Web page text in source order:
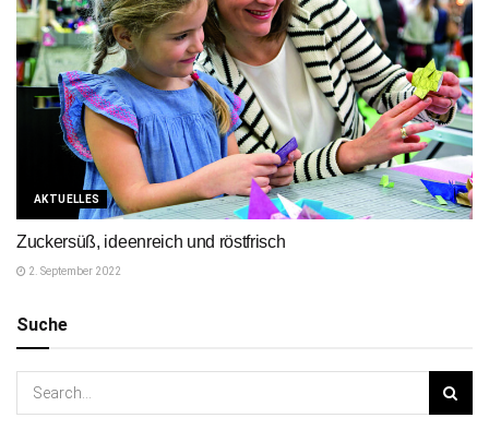
AKTUELLES
Zuckersüß, ideenreich und röstfrisch
2. September 2022
Suche